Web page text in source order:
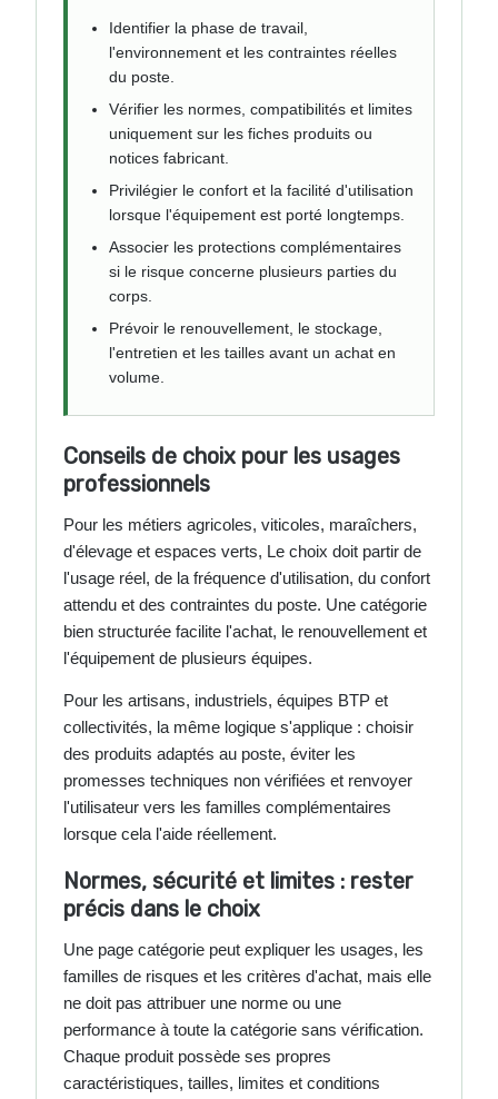
Identifier la phase de travail,
l'environnement et les contraintes réelles
du poste.
Vérifier les normes, compatibilités et limites
uniquement sur les fiches produits ou
notices fabricant.
Privilégier le confort et la facilité d'utilisation
lorsque l'équipement est porté longtemps.
Associer les protections complémentaires
si le risque concerne plusieurs parties du
corps.
Prévoir le renouvellement, le stockage,
l'entretien et les tailles avant un achat en
volume.
Conseils de choix pour les usages
professionnels
Pour les métiers agricoles, viticoles, maraîchers,
d'élevage et espaces verts, Le choix doit partir de
l'usage réel, de la fréquence d'utilisation, du confort
attendu et des contraintes du poste. Une catégorie
bien structurée facilite l'achat, le renouvellement et
l'équipement de plusieurs équipes.
Pour les artisans, industriels, équipes BTP et
collectivités, la même logique s'applique : choisir
des produits adaptés au poste, éviter les
promesses techniques non vérifiées et renvoyer
l'utilisateur vers les familles complémentaires
lorsque cela l'aide réellement.
Normes, sécurité et limites : rester
précis dans le choix
Une page catégorie peut expliquer les usages, les
familles de risques et les critères d'achat, mais elle
ne doit pas attribuer une norme ou une
performance à toute la catégorie sans vérification.
Chaque produit possède ses propres
caractéristiques, tailles, limites et conditions